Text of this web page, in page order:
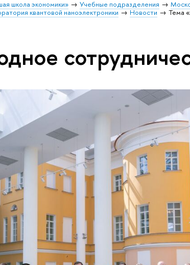
школа экономики» Учебные подразделения
квантовой наноэлектроники Новости
Тема